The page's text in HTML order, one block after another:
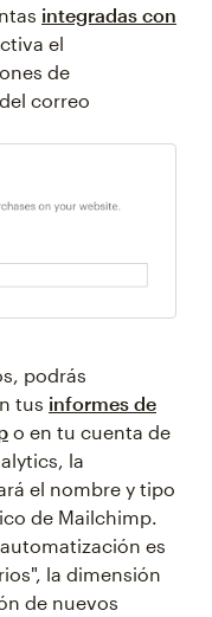
integradas con
el
de
correo
podrás
tus informes de
o en tu cuenta de
la
el nombre y tipo
de Mailchimp.
es
la dimensión
de nuevos